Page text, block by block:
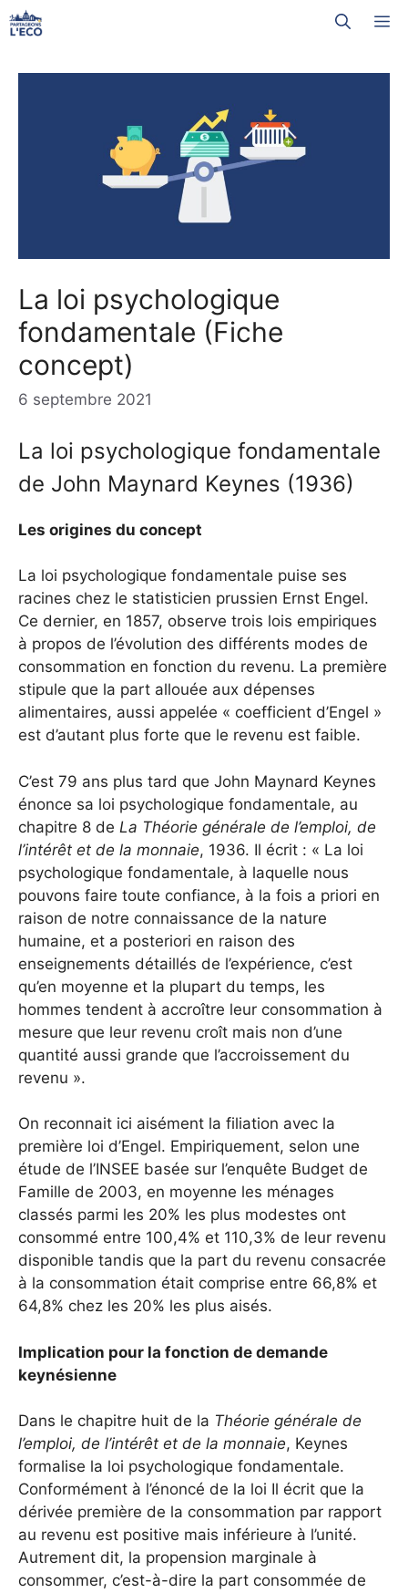
Aller
au
La loi psychologique
fondamentale (Fiche
concept)
6 septembre 2021
La loi psychologique fondamentale
de John Maynard Keynes (1936)
Les origines du concept
La loi psychologique fondamentale puise ses
racines chez le statisticien prussien Ernst Engel.
Ce dernier, en 1857, observe trois lois empiriques
à propos de l’évolution des différents modes de
consommation en fonction du revenu. La première
stipule que la part allouée aux dépenses
alimentaires, aussi appelée « coefficient d’Engel »
est d’autant plus forte que le revenu est faible.
C’est 79 ans plus tard que John Maynard Keynes
énonce sa loi psychologique fondamentale, au
chapitre 8 de La Théorie générale de l’emploi, de
l’intérêt et de la monnaie, 1936. Il écrit : « La loi
psychologique fondamentale, à laquelle nous
pouvons faire toute confiance, à la fois a priori en
raison de notre connaissance de la nature
humaine, et a posteriori en raison des
enseignements détaillés de l’expérience, c’est
qu’en moyenne et la plupart du temps, les
hommes tendent à accroître leur consommation à
mesure que leur revenu croît mais non d’une
quantité aussi grande que l’accroissement du
revenu ».
On reconnait ici aisément la filiation avec la
première loi d’Engel. Empiriquement, selon une
étude de l’INSEE basée sur l’enquête Budget de
Famille de 2003, en moyenne les ménages
classés parmi les 20% les plus modestes ont
consommé entre 100,4% et 110,3% de leur revenu
disponible tandis que la part du revenu consacrée
à la consommation était comprise entre 66,8% et
64,8% chez les 20% les plus aisés.
Implication pour la fonction de demande
keynésienne
Dans le chapitre huit de la Théorie générale de
l’emploi, de l’intérêt et de la monnaie, Keynes
formalise la loi psychologique fondamentale.
Conformément à l’énoncé de la loi Il écrit que la
dérivée première de la consommation par rapport
au revenu est positive mais inférieure à l’unité.
Autrement dit, la propension marginale à
consommer, c’est-à-dire la part consommée de